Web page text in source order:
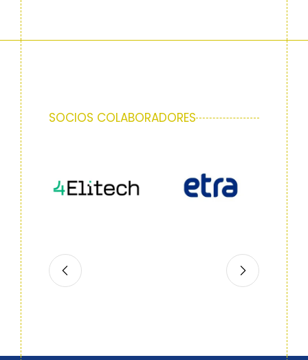
SOCIOS COLABORADORES